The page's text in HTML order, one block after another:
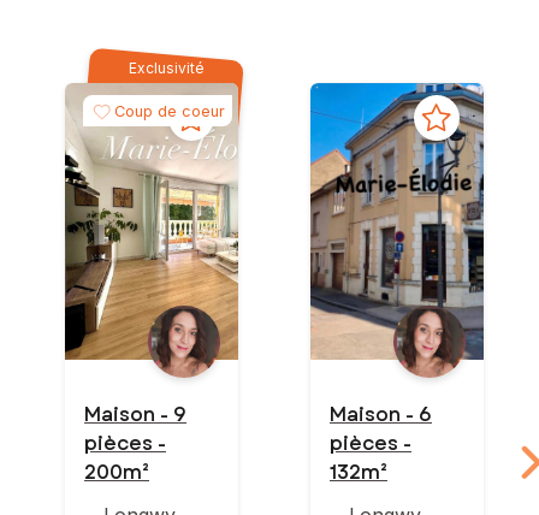
Exclusivité
Coup de coeur
Maison - 9
pièces -
200m²
Maison - 6
pièces -
132m²